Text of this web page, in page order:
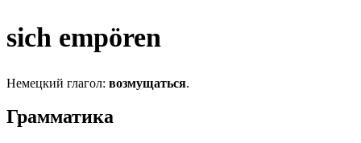
sich empören
Немецкий глагол: возмущаться.
Грамматика